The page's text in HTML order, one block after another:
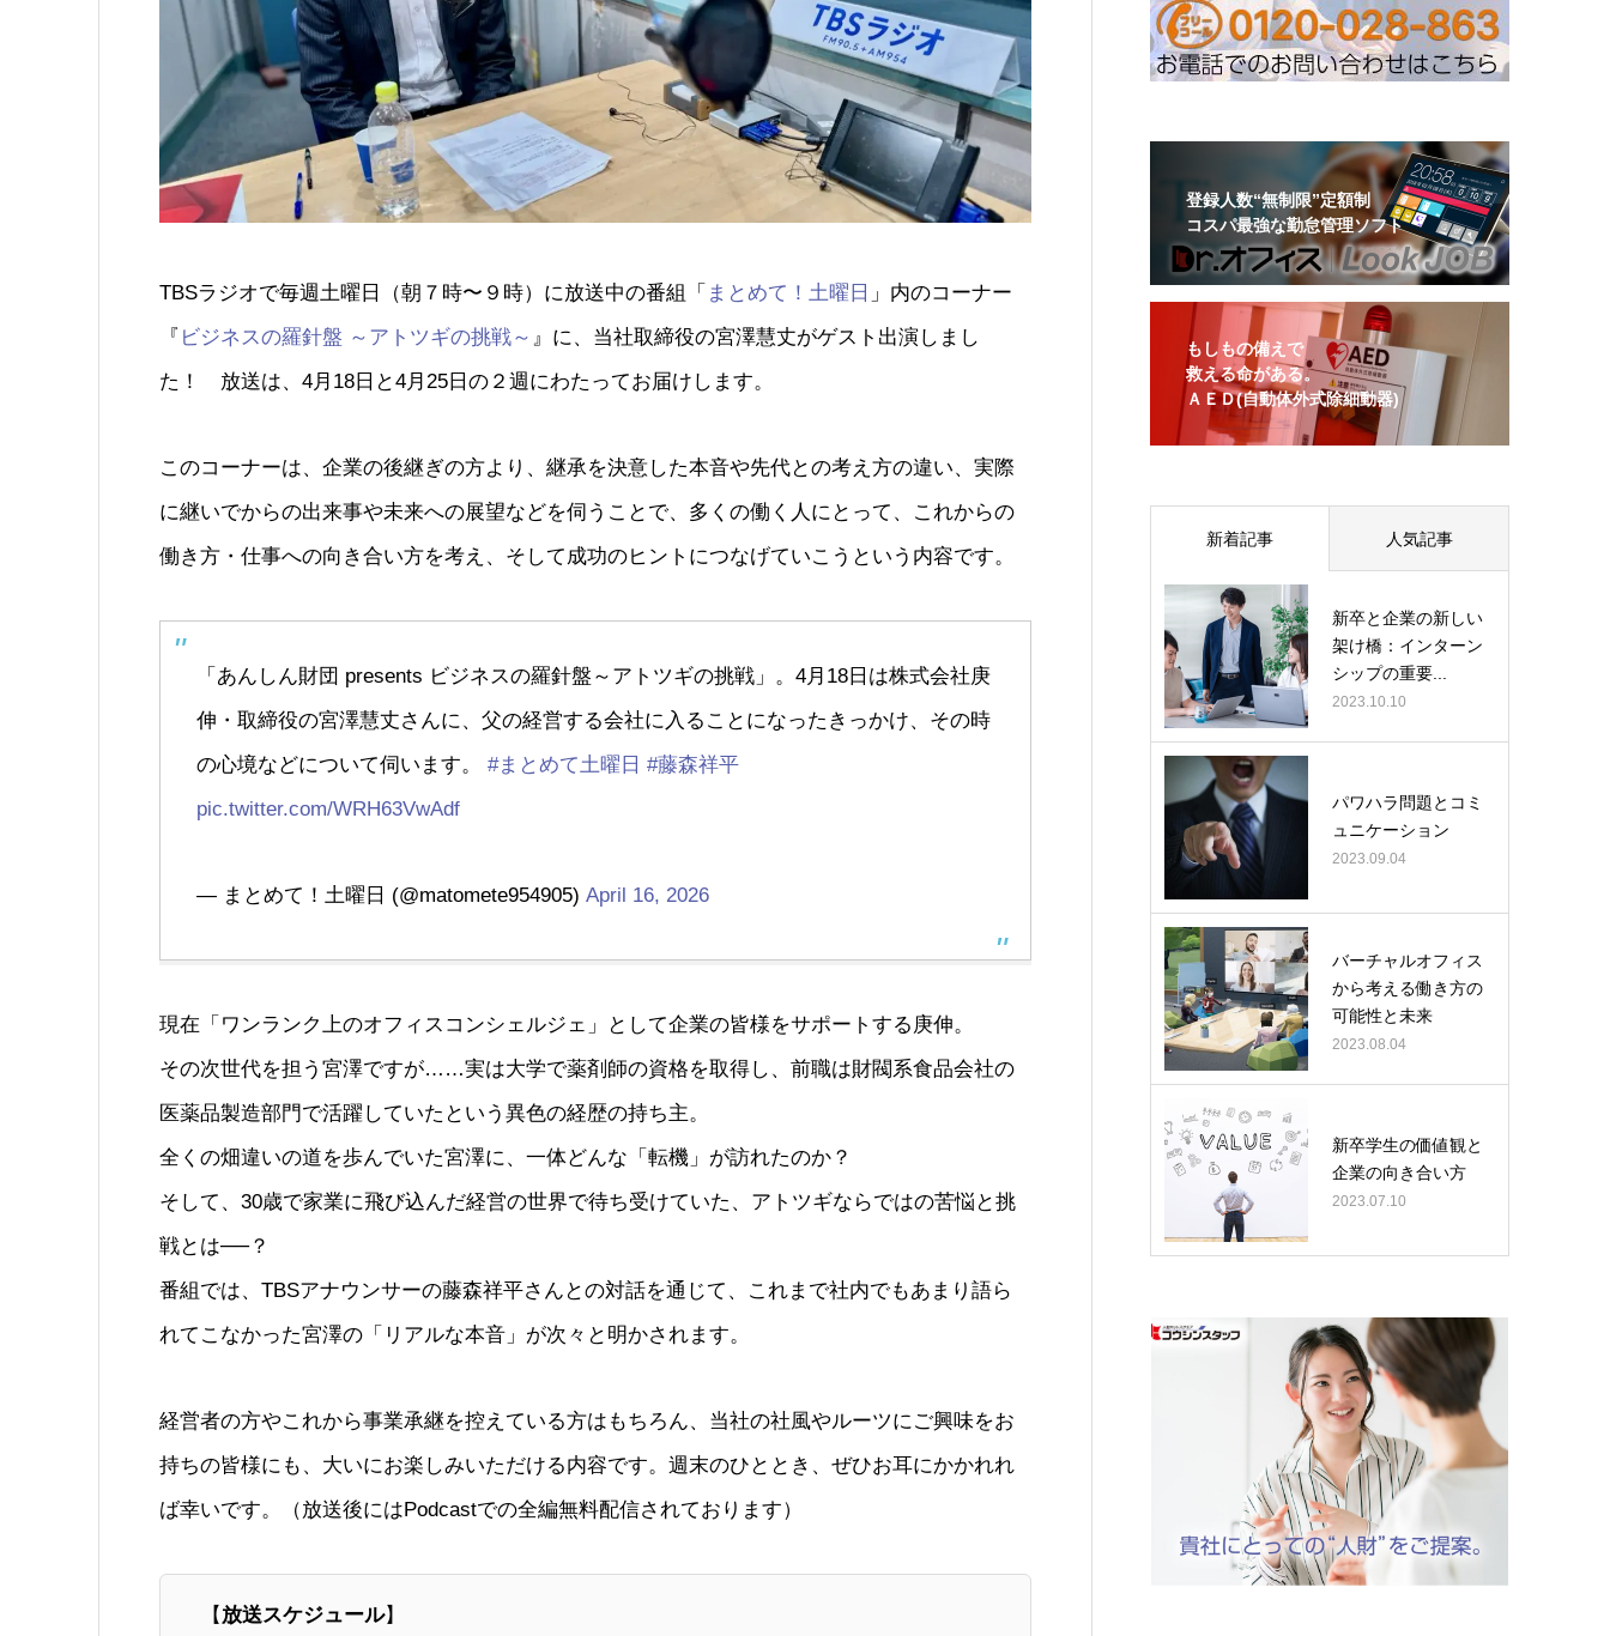
TBSラジオで毎週土曜日（朝７時〜９時）に放送中の番組「 まとめて！土曜日 」内のコーナー
『 ビジネスの羅針盤 ～アトツギの挑戦～ 』に、当社取締役の宮澤慧丈がゲスト出演しまし
た！ 放送は、4月18日と4月25日の２週にわたってお届けします。
このコーナーは、企業の後継ぎの方より、継承を決意した本音や先代との考え方の違い、実際
に継いでからの出来事や未来への展望などを伺うことで、多くの働く人にとって、これからの
働き方・仕事への向き合い方を考え、そして成功のヒントにつなげていこうという内容です。
「あんしん財団 presents ビジネスの羅針盤～アトツギの挑戦」。4月18日は株式会社庚
伸・取締役の宮澤慧丈さんに、父の経営する会社に入ることになったきっかけ、その時
の心境などについて伺います。 #まとめて土曜日 #藤森祥平
pic.twitter.com/WRH63VwAdf
— まとめて！土曜日 (@matomete954905) April 16, 2026
現在「ワンランク上のオフィスコンシェルジェ」として企業の皆様をサポートする庚伸。
その次世代を担う宮澤ですが……実は大学で薬剤師の資格を取得し、前職は財閥系食品会社の
医薬品製造部門で活躍していたという異色の経歴の持ち主。
全くの畑違いの道を歩んでいた宮澤に、一体どんな「転機」が訪れたのか？
そして、30歳で家業に飛び込んだ経営の世界で待ち受けていた、アトツギならではの苦悩と挑
戦とは──？
番組では、TBSアナウンサーの藤森祥平さんとの対話を通じて、これまで社内でもあまり語ら
れてこなかった宮澤の「リアルな本音」が次々と明かされます。
経営者の方やこれから事業承継を控えている方はもちろん、当社の社風やルーツにご興味をお
持ちの皆様にも、大いにお楽しみいただける内容です。週末のひととき、ぜひお耳にかかれれ
ば幸いです。（放送後にはPodcastでの全編無料配信されております）
【 放送スケジュール】
登録人数“無制限”定額制
コスパ最強な勤怠管理ソフト
もしもの備えで
救える命がある。
ＡＥＤ(自動体外式除細動器)
新着記事 人気記事
新卒と企業の新しい
架け橋：インターン
シップの重要...
2023.10.10
パワハラ問題とコミ
ュニケーション
2023.09.04
バーチャルオフィス
から考える働き方の
可能性と未来
2023.08.04
新卒学生の価値観と
企業の向き合い方
2023.07.10